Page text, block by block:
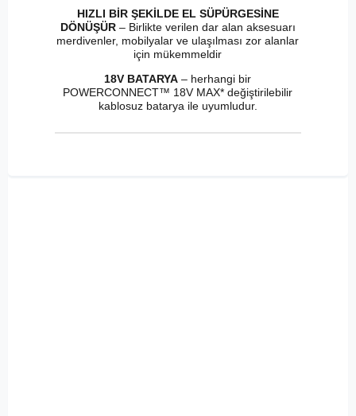
HIZLI BİR ŞEKİLDE EL SÜPÜRGESİNE
DÖNÜŞÜR– Birlikte verilen dar alan aksesuarı
merdivenler, mobilyalar ve ulaşılması zor alanlar
için mükemmeldir
18V BATARYA – herhangi bir
POWERCONNECT™ 18V MAX* değiştirilebilir
kablosuz batarya ile uyumludur.